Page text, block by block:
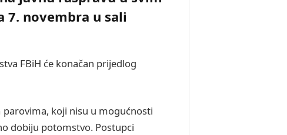
7. novembra u sali
FBiH će konačan prijedlog
koji nisu u mogućnosti
dobiju potomstvo. Postupci